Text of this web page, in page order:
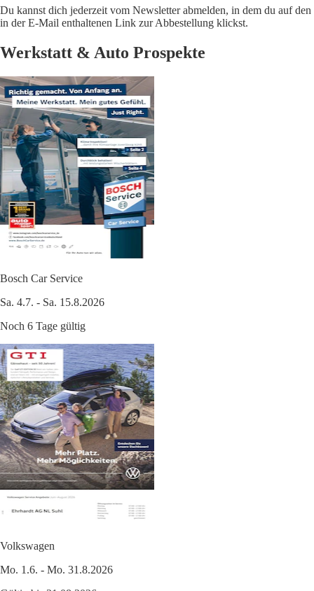
Du kannst dich jederzeit vom Newsletter abmelden, in dem du auf den
in der E-Mail enthaltenen Link zur Abbestellung klickst.
Werkstatt & Auto Prospekte
Bosch Car Service
Sa. 4.7. - Sa. 15.8.2026
Noch 6 Tage gültig
Volkswagen
Mo. 1.6. - Mo. 31.8.2026